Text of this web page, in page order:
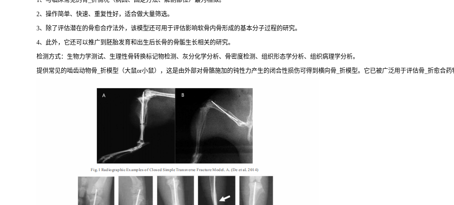
2、操作简单、快速、重复性好，适合做大量筛选。
3、除了评估潜在的骨愈合疗法外，该模型还可用于评估影响软骨内骨形成的基本分子过程的研究。
4、此外，它还可以推广到胚胎发育和出生后长骨的骨骺生长相关的研究。
检测方式：生物力学测试、生理性骨转换标记物检测、灰分化学分析、骨密度检测、组织形态学分析、组织病理学分析。
提供常见的啮齿动物骨_折模型（大鼠or小鼠），这是由外部对骨骼施加的钝性力产生的闭合性损伤可得到横向骨_折模型。它已被广泛用于评估骨_折愈合药